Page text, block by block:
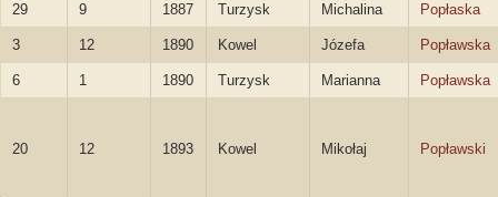
29 9 1887 Turzysk Michalina Popłaska
3 12 1890 Kowel Józefa Popławska
6 1 1890 Turzysk Marianna Popławska
20 12 1893 Kowel Mikołaj Popławski